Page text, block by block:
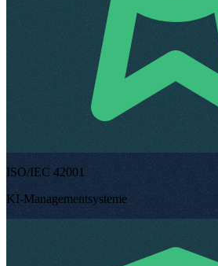
ISO/IEC 42001
KI-Managementsysteme